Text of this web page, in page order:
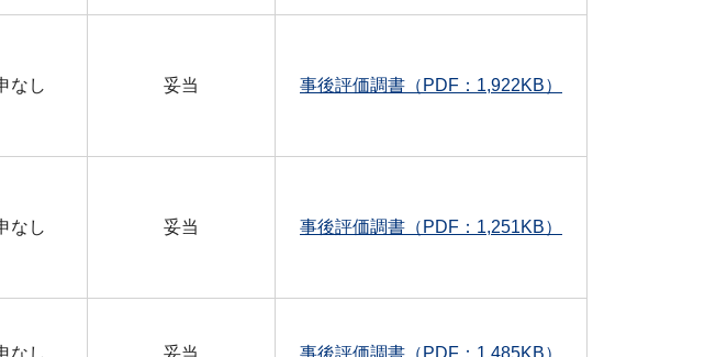
なし 妥当 事後評価調書（PDF：1,922KB）
なし 妥当 事後評価調書（PDF：1,251KB）
なし 妥当 事後評価調書（PDF：1,485KB）